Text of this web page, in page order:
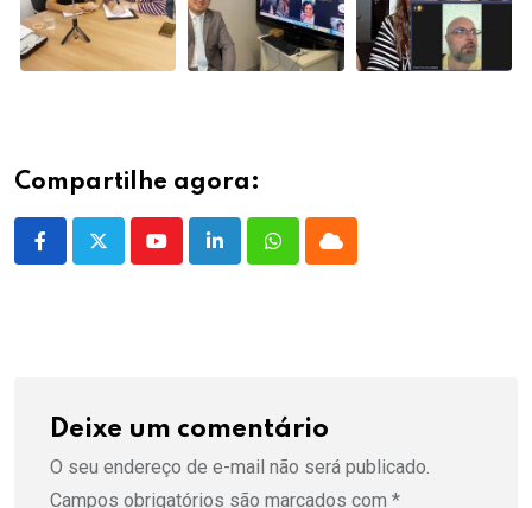
Compartilhe agora:
YoutubeLinkedInWhatsappCloud
Deixe um comentário
O seu endereço de e-mail não será publicado.
Campos obrigatórios são marcados com *